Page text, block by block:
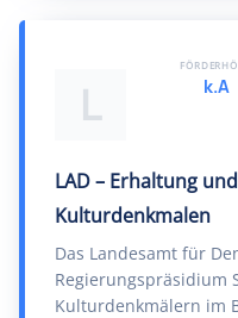
L
LAD – Erhaltung
Kulturdenkmalen
Das Landesamt für
Regierungspräsidium
Kulturdenkmälern im
k.A